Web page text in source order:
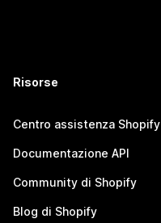
Risorse
Centro assistenza Shopify
Documentazione API
Community di Shopify
Blog di Shopify